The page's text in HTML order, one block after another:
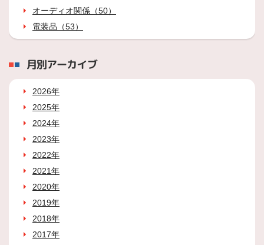
オーディオ関係（50）
電装品（53）
月別アーカイブ
2026年
2025年
2024年
2023年
2022年
2021年
2020年
2019年
2018年
2017年